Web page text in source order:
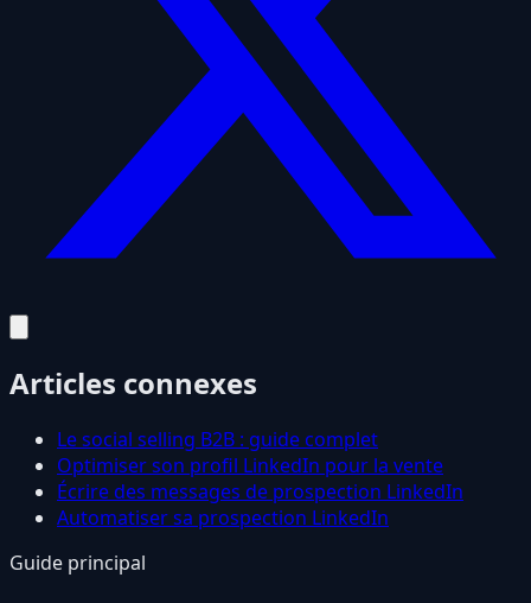
Articles connexes
Le social selling B2B : guide complet
Optimiser son profil LinkedIn pour la vente
Écrire des messages de prospection LinkedIn
Automatiser sa prospection LinkedIn
Guide principal